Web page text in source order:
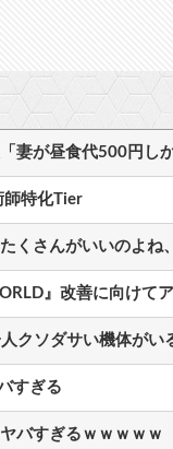
師特化Tier
』改善に向けて
クソダサい機体がい
すぎる
バすぎるｗｗｗｗｗ